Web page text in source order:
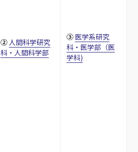
② 人間科学研究
科・人間科学部
③ 医学系研究
科・医学部（医
学科)